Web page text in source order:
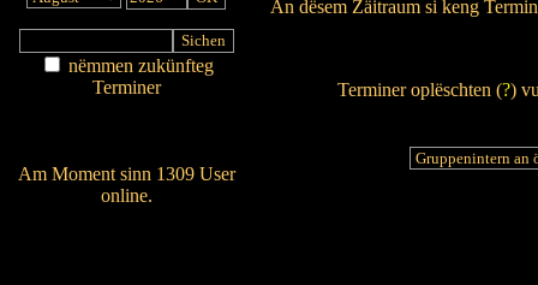
nëmmen zukünfteg
Terminer
Am Moment sinn 1309 User
online.
An dësem Zäitraum si keng
Terminer oplëschten (?)